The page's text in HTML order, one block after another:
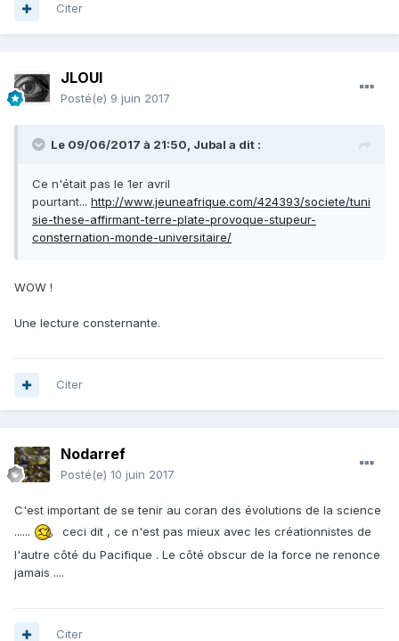
Citer
JLOUI
Posté(e) 9 juin 2017
Le 09/06/2017 à 21:50, Jubal a dit :
Ce n'était pas le 1er avril
pourtant... http://www.jeuneafrique.com/424393/societe/tuni
sie-these-affirmant-terre-plate-provoque-stupeur-
consternation-monde-universitaire/
WOW !
Une lecture consternante.
Citer
Nodarref
Posté(e) 10 juin 2017
C'est important de se tenir au coran des évolutions de la science
......
ceci dit , ce n'est pas mieux avec les créationnistes de
l'autre côté du Pacifique . Le côté obscur de la force ne renonce
jamais ....
Citer